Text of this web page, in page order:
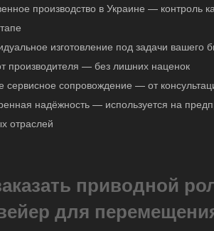
производство в Украине — контроль
изготовление под задачи вашего
производителя — без лишних наценок
сервисное сопровождение — от
надёжность — используется на
отраслей
приводной
для